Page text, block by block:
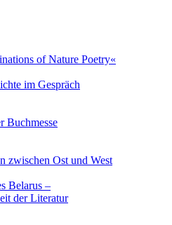
of Nature Poetry«
im Gespräch
Buchmesse
zwischen Ost und West
Belarus –
der Literatur